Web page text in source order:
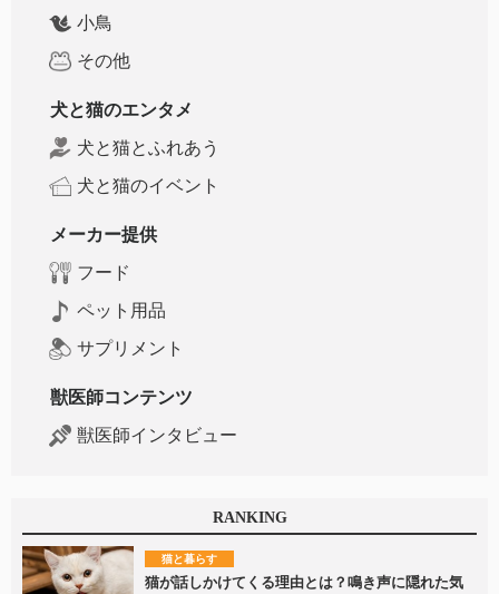
小鳥
その他
犬と猫のエンタメ
犬と猫とふれあう
犬と猫のイベント
メーカー提供
フード
ペット用品
サプリメント
獣医師コンテンツ
獣医師インタビュー
RANKING
猫と暮らす
猫が話しかけてくる理由とは？鳴き声に隠れた気